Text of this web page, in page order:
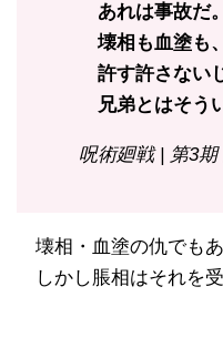
あれは事故だ。
壊相も血塗も
許す許さない
兄弟とはそう
呪術廻戦 | 第3期
壊相・血塗の仇でもあ
しかし脹相はそれを受